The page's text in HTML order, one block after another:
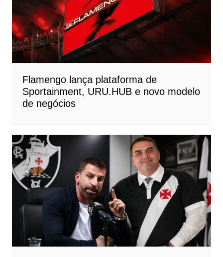
Flamengo lança plataforma de
Sportainment, URU.HUB e novo modelo
de negócios